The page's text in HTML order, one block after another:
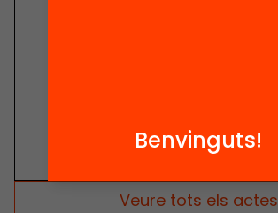
Veure tots els actes
Benvinguts!